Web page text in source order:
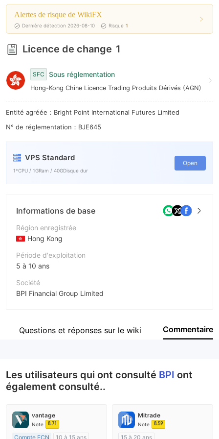
8
9
Alertes de risque de WikiFX
Dernière détection 2026-08-10 Risque 1
Licence de change 1
SFC Sous réglementation
Hong-Kong Chine Licence Trading Produits Dérivés (AGN)
Entité agréée：Bright Point International Futures Limited
N° de réglementation：BJE645
VPS Standard
1*CPU / 1GRam / 40GDisque dur
Open
Informations de base
Région enregistrée
Hong Kong
Période d'exploitation
5 à 10 ans
Société
BPI Financial Group Limited
Questions et réponses sur le wiki Commentaire
Les utilisateurs qui ont consulté BPI ont
également consulté..
vantage
Note 8.71
Compte ECN 10 à 15 ans
Mitrade
Note 8.59
15 à 20 ans